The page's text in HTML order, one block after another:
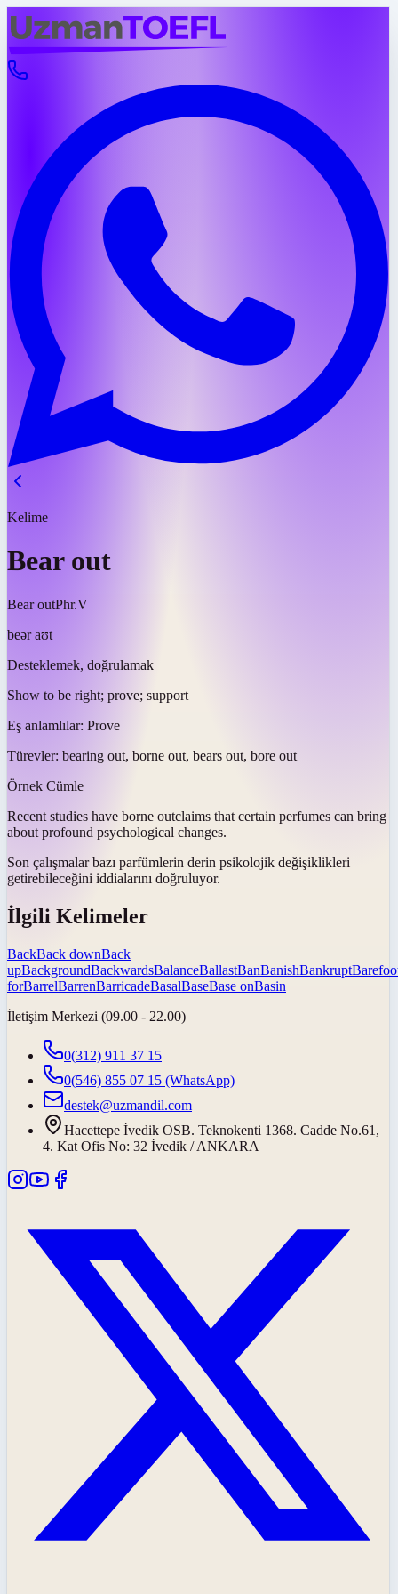
Kelime
Bear out
Bear outPhr.V
beər aʊt
Desteklemek, doğrulamak
Show to be right; prove; support
Eş anlamlılar: Prove
Türevler: bearing out, borne out, bears out, bore out
Örnek Cümle
Recent studies have borne outclaims that certain perfumes can bring
about profound psychological changes.
Son çalışmalar bazı parfümlerin derin psikolojik değişiklikleri
getirebileceğini iddialarını doğruluyor.
İlgili Kelimeler
BackBack downBack
upBackgroundBackwardsBalanceBallastBanBanishBankrupt
forBarrelBarrenBarricadeBasalBaseBase onBasin
İletişim Merkezi (09.00 - 22.00)
0(312) 911 37 15
0(546) 855 07 15 (WhatsApp)
destek@uzmandil.com
Hacettepe İvedik OSB. Teknokenti 1368. Cadde No.61,
4. Kat Ofis No: 32 İvedik / ANKARA